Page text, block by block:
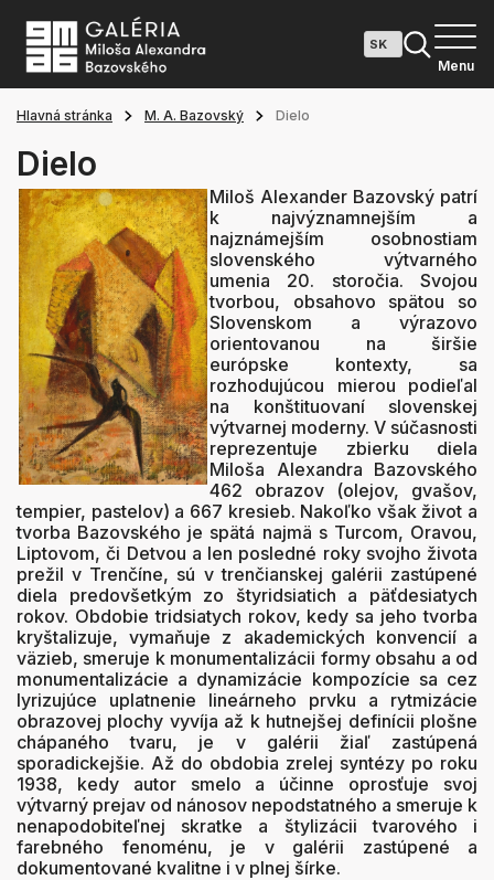
Menu
Hlavná stránka M. A. Bazovský Dielo
Dielo
Miloš Alexander Bazovský patrí
k najvýznamnejším a
najznámejším osobnostiam
slovenského výtvarného
umenia 20. storočia. Svojou
tvorbou, obsahovo spätou so
Slovenskom a výrazovo
orientovanou na širšie
európske kontexty, sa
rozhodujúcou mierou podieľal
na konštituovaní slovenskej
výtvarnej moderny. V súčasnosti
reprezentuje zbierku diela
Miloša Alexandra Bazovského
462 obrazov (olejov, gvašov,
tempier, pastelov) a 667 kresieb. Nakoľko však život a
tvorba Bazovského je spätá najmä s Turcom, Oravou,
Liptovom, či Detvou a len posledné roky svojho života
prežil v Trenčíne, sú v trenčianskej galérii zastúpené
diela predovšetkým zo štyridsiatich a päťdesiatych
rokov. Obdobie tridsiatych rokov, kedy sa jeho tvorba
kryštalizuje, vymaňuje z akademických konvencií a
väzieb, smeruje k monumentalizácii formy obsahu a od
monumentalizácie a dynamizácie kompozície sa cez
lyrizujúce uplatnenie lineárneho prvku a rytmizácie
obrazovej plochy vyvíja až k hutnejšej definícii plošne
chápaného tvaru, je v galérii žiaľ zastúpená
sporadickejšie. Až do obdobia zrelej syntézy po roku
1938, kedy autor smelo a účinne oprosťuje svoj
výtvarný prejav od nánosov nepodstatného a smeruje k
nenapodobiteľnej skratke a štylizácii tvarového i
farebného fenoménu, je v galérii zastúpené a
dokumentované kvalitne i v plnej šírke.